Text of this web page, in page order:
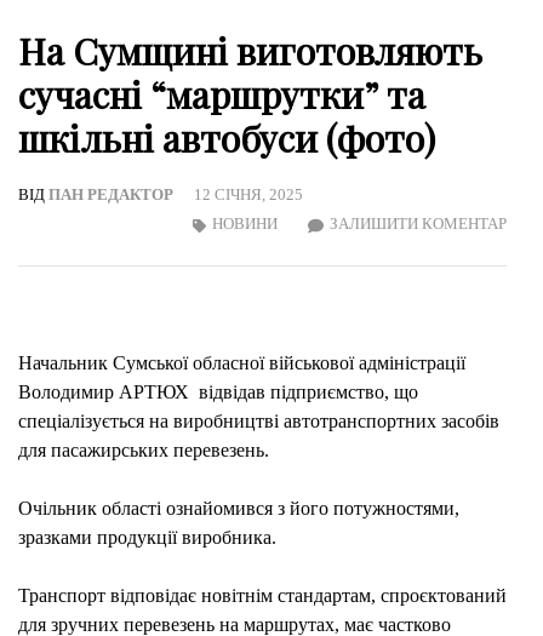
На Сумщині виготовляють
сучасні “маршрутки” та
шкільні автобуси (фото)
ВІД ПАН РЕДАКТОР
12 СІЧНЯ, 2025
ЗАЛИШИТИ КОМЕНТАРON
НОВИНИ
Начальник Сумської обласної військової адміністрації
Володимир АРТЮХ відвідав підприємство, що
спеціалізується на виробництві автотранспортних засобів
для пасажирських перевезень.
Очільник області ознайомився з його потужностями,
зразками продукції виробника.
Транспорт відповідає новітнім стандартам, спроєктований
для зручних перевезень на маршрутах, має частково